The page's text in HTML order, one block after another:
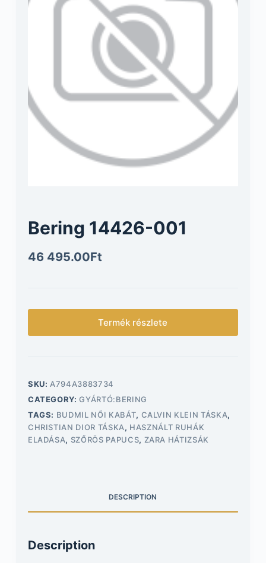
Bering 14426-001
46 495.00Ft
Termék részlete
SKU:A794A3883734
CATEGORY:GYÁRTÓ:BERING
TAGS: BUDMIL NŐI KABÁT, CALVIN KLEIN TÁSKA,
CHRISTIAN DIOR TÁSKA, HASZNÁLT RUHÁK
ELADÁSA, SZŐRÖS PAPUCS, ZARA HÁTIZSÁK
DESCRIPTION
Description